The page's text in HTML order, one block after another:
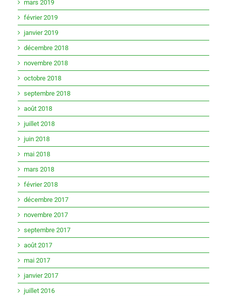
mars 2019
février 2019
janvier 2019
décembre 2018
novembre 2018
octobre 2018
septembre 2018
août 2018
juillet 2018
juin 2018
mai 2018
mars 2018
février 2018
décembre 2017
novembre 2017
septembre 2017
août 2017
mai 2017
janvier 2017
juillet 2016